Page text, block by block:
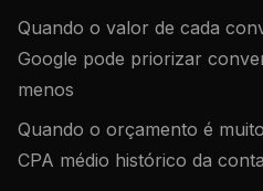
Quando o valor de cada
Google pode priorizar
menos
Quando o orçamento é
CPA médio histórico da conta